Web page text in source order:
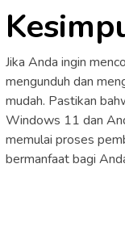
Jika Anda ingin
mengunduh dan
mudah. Pastikan
Windows 11 dan
memulai proses
bermanfaat bagi